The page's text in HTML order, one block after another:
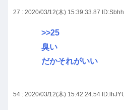
27 : 2020/03/12(木) 15:39:33.87
>>25
臭い
だかそれがいい
54 : 2020/03/12(木) 15:42:24.54